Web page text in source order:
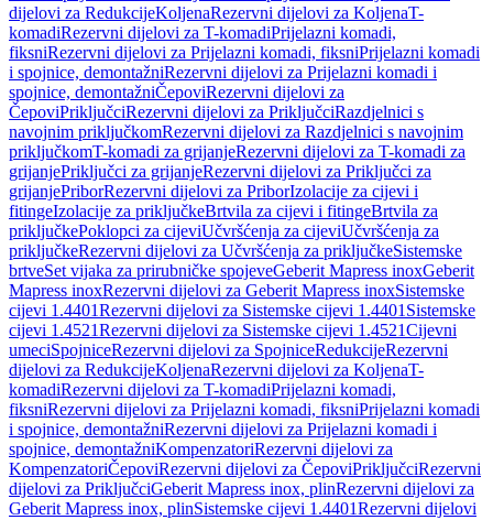
dijelovi za RedukcijeKoljenaRezervni dijelovi za KoljenaT-
komadiRezervni dijelovi za T-komadiPrijelazni komadi,
fiksniRezervni dijelovi za Prijelazni komadi, fiksniPrijelazni komadi
i spojnice, demontažniRezervni dijelovi za Prijelazni komadi i
spojnice, demontažniČepoviRezervni dijelovi za
ČepoviPriključciRezervni dijelovi za PriključciRazdjelnici s
navojnim priključkomRezervni dijelovi za Razdjelnici s navojnim
priključkomT-komadi za grijanjeRezervni dijelovi za T-komadi za
grijanjePriključci za grijanjeRezervni dijelovi za Priključci za
grijanjePriborRezervni dijelovi za PriborIzolacije za cijevi i
fitingeIzolacije za priključkeBrtvila za cijevi i fitingeBrtvila za
priključkePoklopci za cijeviUčvršćenja za cijeviUčvršćenja za
priključkeRezervni dijelovi za Učvršćenja za priključkeSistemske
brtveSet vijaka za prirubničke spojeveGeberit Mapress inoxGeberit
Mapress inoxRezervni dijelovi za Geberit Mapress inoxSistemske
cijevi 1.4401Rezervni dijelovi za Sistemske cijevi 1.4401 Sistemske
cijevi 1.4521Rezervni dijelovi za Sistemske cijevi 1.4521Cijevni
umeciSpojniceRezervni dijelovi za SpojniceRedukcijeRezervni
dijelovi za RedukcijeKoljenaRezervni dijelovi za KoljenaT-
komadiRezervni dijelovi za T-komadiPrijelazni komadi,
fiksniRezervni dijelovi za Prijelazni komadi, fiksniPrijelazni komadi
i spojnice, demontažniRezervni dijelovi za Prijelazni komadi i
spojnice, demontažniKompenzatoriRezervni dijelovi za
KompenzatoriČepoviRezervni dijelovi za ČepoviPriključciRezervni
dijelovi za PriključciGeberit Mapress inox, plinRezervni dijelovi za
Geberit Mapress inox, plinSistemske cijevi 1.4401Rezervni dijelovi